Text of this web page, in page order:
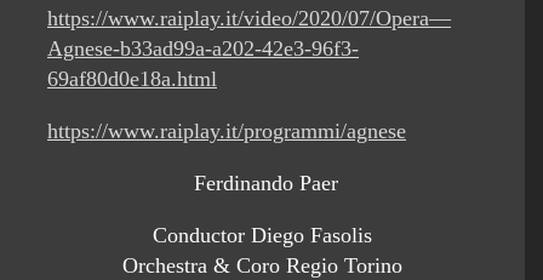
https://www.raiplay.it/video/2020/07/Opera—
Agnese-b33ad99a-a202-42e3-96f3-
69af80d0e18a.html
https://www.raiplay.it/programmi/agnese
Ferdinando Paer
Conductor Diego Fasolis
Orchestra & Coro Regio Torino